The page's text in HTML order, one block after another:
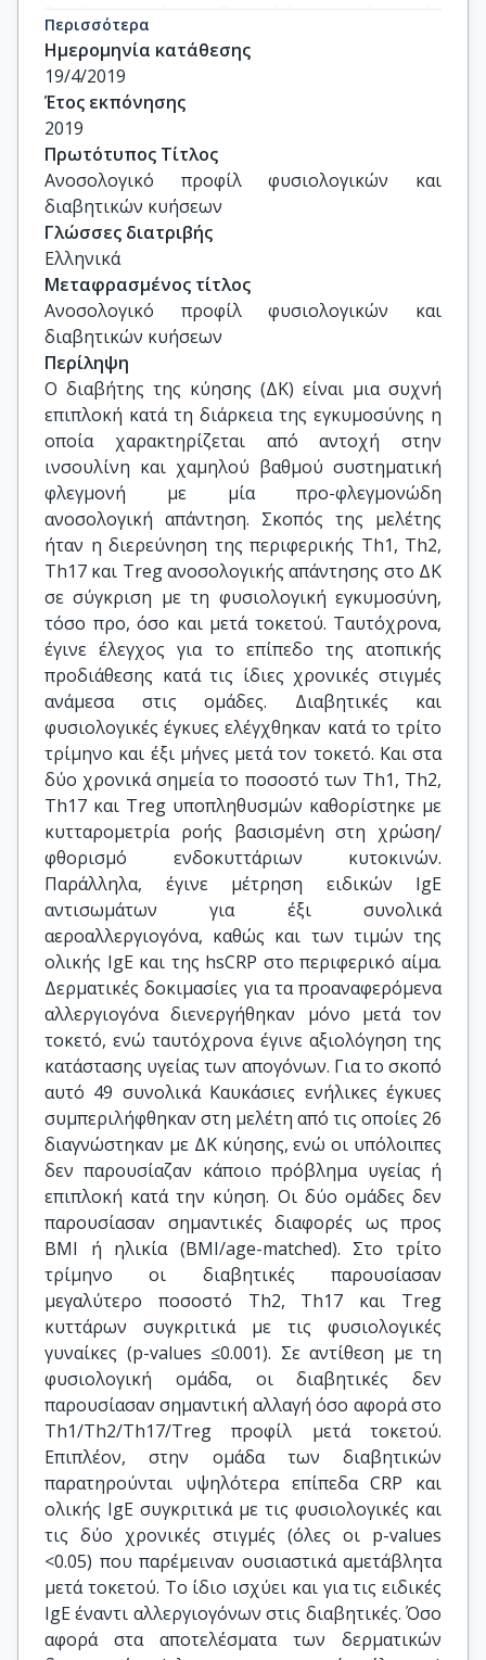
5. Κωνσταντίνος Πανουλής, Αναπληρωτής
Καθηγητής, Ιατρική, Ε.Κ.Π.Α.
6. Δημήτριος Ρίζος, Αναπληρωτής Καθηγητής,
Ιατρική, Ε.Κ.Π.Α.
7. Μακάριος Ελευθεριάδης, Επίκουρος
Καθηγητής, Ιατρική, Ε.Κ.Π.Α.
Περισσότερα
Ημερομηνία κατάθεσης
19/4/2019
Έτος εκπόνησης
2019
Πρωτότυπος Τίτλος
Ανοσολογικό προφίλ φυσιολογικών και
διαβητικών κυήσεων
Γλώσσες διατριβής
Ελληνικά
Μεταφρασμένος τίτλος
Ανοσολογικό προφίλ φυσιολογικών και
διαβητικών κυήσεων
Περίληψη
Ο διαβήτης της κύησης (ΔΚ) είναι μια συχνή
επιπλοκή κατά τη διάρκεια της εγκυμοσύνης η
οποία χαρακτηρίζεται από αντοχή στην
ινσουλίνη και χαμηλού βαθμού συστηματική
φλεγμονή με μία προ-φλεγμονώδη
ανοσολογική απάντηση. Σκοπός της μελέτης
ήταν η διερεύνηση της περιφερικής Th1, Th2,
Th17 και Treg ανοσολογικής απάντησης στο ΔΚ
σε σύγκριση με τη φυσιολογική εγκυμοσύνη,
τόσο προ, όσο και μετά τοκετού. Ταυτόχρονα,
έγινε έλεγχος για το επίπεδο της ατοπικής
προδιάθεσης κατά τις ίδιες χρονικές στιγμές
ανάμεσα στις ομάδες. Διαβητικές και
φυσιολογικές έγκυες ελέγχθηκαν κατά το τρίτο
τρίμηνο και έξι μήνες μετά τον τοκετό. Και στα
δύο χρονικά σημεία το ποσοστό των Th1, Th2,
Th17 και Treg υποπληθυσμών καθορίστηκε με
κυτταρομετρία ροής βασισμένη στη χρώση/
φθορισμό ενδοκυττάριων κυτοκινών.
Παράλληλα, έγινε μέτρηση ειδικών IgE
αντισωμάτων για έξι συνολικά
αεροαλλεργιογόνα, καθώς και των τιμών της
ολικής IgE και της hsCRP στο περιφερικό αίμα.
Δερματικές δοκιμασίες για τα προαναφερόμενα
αλλεργιογόνα διενεργήθηκαν μόνο μετά τον
τοκετό, ενώ ταυτόχρονα έγινε αξιολόγηση της
κατάστασης υγείας των απογόνων. Για το σκοπό
αυτό 49 συνολικά Καυκάσιες ενήλικες έγκυες
συμπεριλήφθηκαν στη μελέτη από τις οποίες 26
διαγνώστηκαν με ΔΚ κύησης, ενώ οι υπόλοιπες
δεν παρουσίαζαν κάποιο πρόβλημα υγείας ή
επιπλοκή κατά την κύηση. Οι δύο ομάδες δεν
παρουσίασαν σημαντικές διαφορές ως προς
BMI ή ηλικία (BMI/age-matched). Στο τρίτο
τρίμηνο οι διαβητικές παρουσίασαν
μεγαλύτερο ποσοστό Th2, Th17 και Treg
κυττάρων συγκριτικά με τις φυσιολογικές
γυναίκες (p-values ≤0.001). Σε αντίθεση με τη
φυσιολογική ομάδα, οι διαβητικές δεν
παρουσίασαν σημαντική αλλαγή όσο αφορά στο
Th1/Th2/Th17/Treg προφίλ μετά τοκετού.
Επιπλέον, στην ομάδα των διαβητικών
παρατηρούνται υψηλότερα επίπεδα CRP και
ολικής IgE συγκριτικά με τις φυσιολογικές και
τις δύο χρονικές στιγμές (όλες οι p-values
<0.05) που παρέμειναν ουσιαστικά αμετάβλητα
μετά τοκετού. Το ίδιο ισχύει και για τις ειδικές
IgE έναντι αλλεργιογόνων στις διαβητικές. Όσο
αφορά στα αποτελέσματα των δερματικών